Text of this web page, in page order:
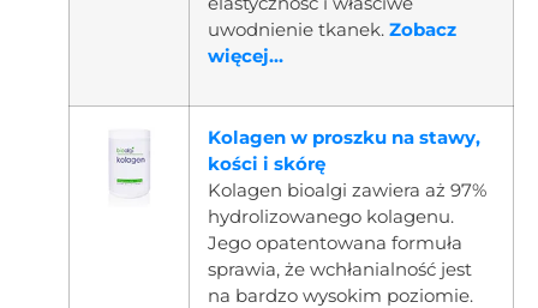
uwodnienie tkanek. Zobacz
więcej...
Kolagen w proszku na stawy,
kości i skórę
Kolagen bioalgi zawiera aż 97%
hydrolizowanego kolagenu.
Jego opatentowana formuła
sprawia, że wchłanialność jest
na bardzo wysokim poziomie.